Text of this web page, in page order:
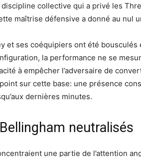
collective qui a privé les
maîtrise défensive a donné au nul
et ses coéquipiers ont été
la performance ne se
à empêcher l’adversaire de
sur cette base: une présence
dernières minutes.
neutralisés
une partie de l’attention